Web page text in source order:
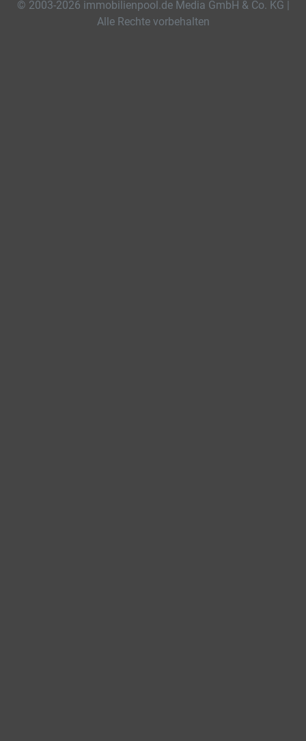
© 2003-2026 immobilienpool.de Media GmbH & Co. KG |
Alle Rechte vorbehalten